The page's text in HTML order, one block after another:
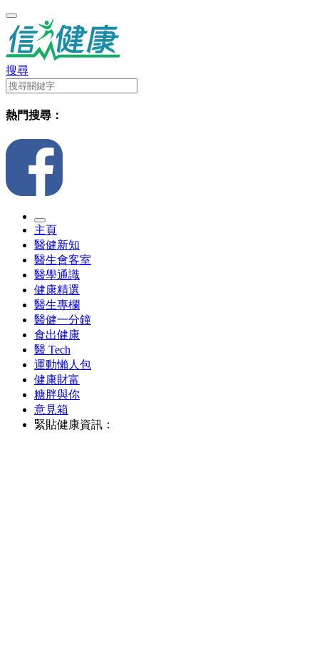
搜尋
熱門搜尋：
主頁
醫健新知
醫生會客室
醫學通識
健康精選
醫生專欄
醫健一分鐘
食出健康
醫 Tech
運動懶人包
健康財富
糖胖與你
意見箱
緊貼健康資訊：